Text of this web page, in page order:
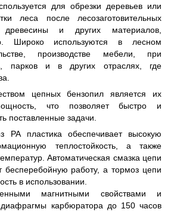
для обрезки деревьев или
леса после лесозаготовительных
древесины и других материалов,
Широко используются в лесном
производстве мебели, при
парков и в других отраслях, где
цепных бензопил является их
что позволяет быстро и
поставленные задачи.
РА пластика обеспечивает высокую
теплостойкость, а также
Автоматическая смазка цепи
бесперебойную работу, а тормоз цепи
в использовании.
магнитными свойствами и
карбюратора до 150 часов